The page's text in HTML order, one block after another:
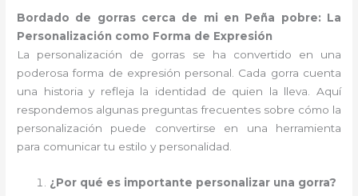
Bordado de gorras cerca de mi en Peña pobre: La
Personalización como Forma de Expresión
La personalización de gorras se ha convertido en una
poderosa forma de expresión personal. Cada gorra cuenta
una historia y refleja la identidad de quien la lleva. Aquí
respondemos algunas preguntas frecuentes sobre cómo la
personalización puede convertirse en una herramienta
para comunicar tu estilo y personalidad.
¿Por qué es importante personalizar una gorra?